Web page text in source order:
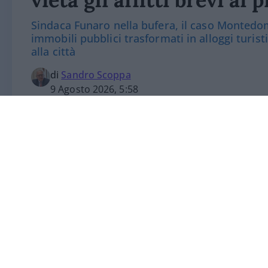
Sindaca Funaro nella bufera, il caso
immobili pubblici trasformati in alloggi
alla città
di Sandro Scoppa
9 Agosto 2026, 5:58